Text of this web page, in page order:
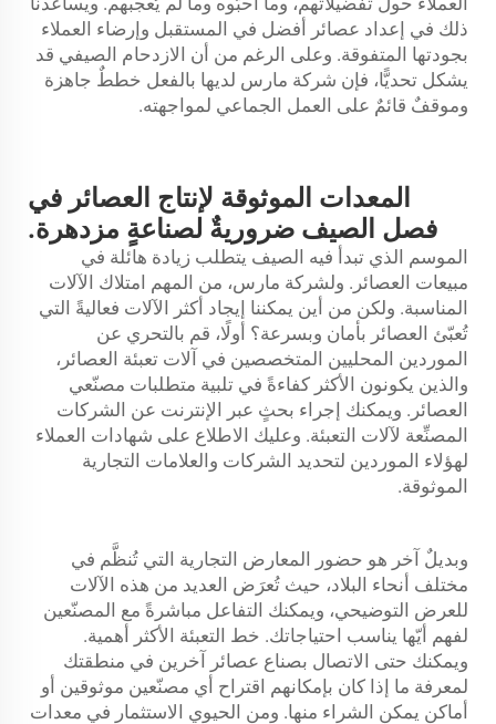
ذلك في إعداد عصائر أفضل في المستقبل وإرضاء العملاء
بجودتها المتفوقة. وعلى الرغم من أن الازدحام الصيفي قد
يشكل تحديًّا، فإن شركة مارس لديها بالفعل خططٌ جاهزة
وموقفٌ قائمٌ على العمل الجماعي لمواجهته.
المعدات الموثوقة لإنتاج العصائر في
فصل الصيف ضروريةٌ لصناعةٍ مزدهرة.
الموسم الذي تبدأ فيه الصيف يتطلب زيادة هائلة في
مبيعات العصائر. ولشركة مارس، من المهم امتلاك الآلات
المناسبة. ولكن من أين يمكننا إيجاد أكثر الآلات فعاليةً التي
تُعبّئ العصائر بأمان وبسرعة؟ أولًا، قم بالتحري عن
الموردين المحليين المتخصصين في آلات تعبئة العصائر،
والذين يكونون الأكثر كفاءةً في تلبية متطلبات مصنّعي
العصائر. ويمكنك إجراء بحثٍ عبر الإنترنت عن الشركات
المصنِّعة لآلات التعبئة. وعليك الاطلاع على شهادات العملاء
لهؤلاء الموردين لتحديد الشركات والعلامات التجارية
الموثوقة.
وبديلٌ آخر هو حضور المعارض التجارية التي تُنظَّم في
مختلف أنحاء البلاد، حيث تُعرَض العديد من هذه الآلات
للعرض التوضيحي، ويمكنك التفاعل مباشرةً مع المصنّعين
لفهم أيّها يناسب احتياجاتك. خط التعبئة الأكثر أهمية.
ويمكنك حتى الاتصال بصناع عصائر آخرين في منطقتك
لمعرفة ما إذا كان بإمكانهم اقتراح أي مصنّعين موثوقين أو
أماكن يمكن الشراء منها. ومن الحيوي الاستثمار في معدات